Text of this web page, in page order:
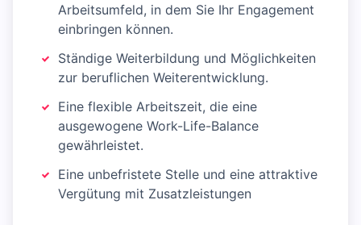
Arbeitsumfeld, in dem Sie Ihr Engagement
einbringen können.
Ständige Weiterbildung und Möglichkeiten
zur beruflichen Weiterentwicklung.
Eine flexible Arbeitszeit, die eine
ausgewogene Work-Life-Balance
gewährleistet.
Eine unbefristete Stelle und eine attraktive
Vergütung mit Zusatzleistungen